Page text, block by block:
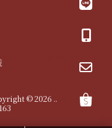
店
© 2026 ..